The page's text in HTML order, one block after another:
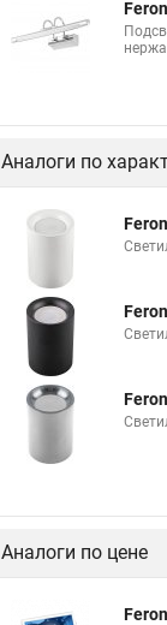
Аналоги по
Аналоги по цене